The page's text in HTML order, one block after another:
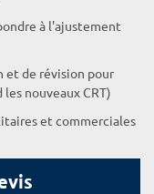
à l'ajustement
et de révision pour
nouveaux CRT)
et commerciales